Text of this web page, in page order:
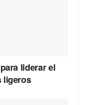
liderar el
ligeros